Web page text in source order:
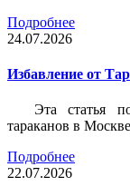
Подробнее
24.07.2026
Избавление от
Эта статья
тараканов в Москве
Подробнее
22.07.2026